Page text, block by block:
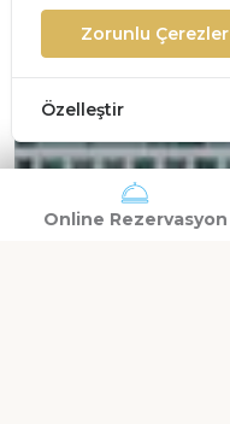
Online Rezervasyon
Zorunlu Çerezler
Özelleştir